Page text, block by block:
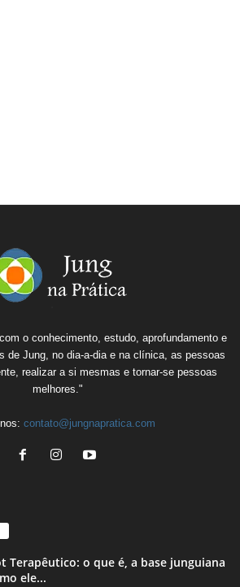
o conhecimento, estudo, aprofundamento e
de Jung, no dia-a-dia e na clínica, as pessoas
realizar a si mesmas e tornar-se pessoas
melhores."
contato@jungnapratica.com
Terapêutico: o que é, a base junguiana
ele...